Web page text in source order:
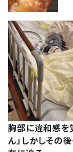
胸部に違和感を
ん」しかしその